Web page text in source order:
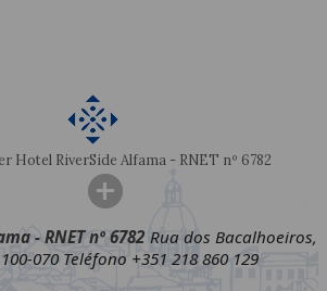
Hotel RiverSide Alfama - RNET nº 6782
- RNET nº 6782 Rua dos Bacalhoeiros,
070 Teléfono +351 218 860 129